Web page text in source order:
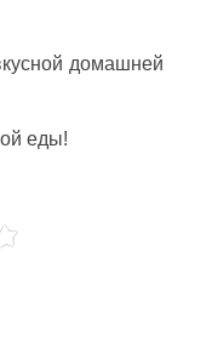
домашней
еды!